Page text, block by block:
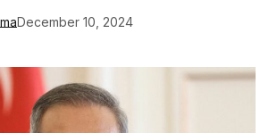
December 10, 2024